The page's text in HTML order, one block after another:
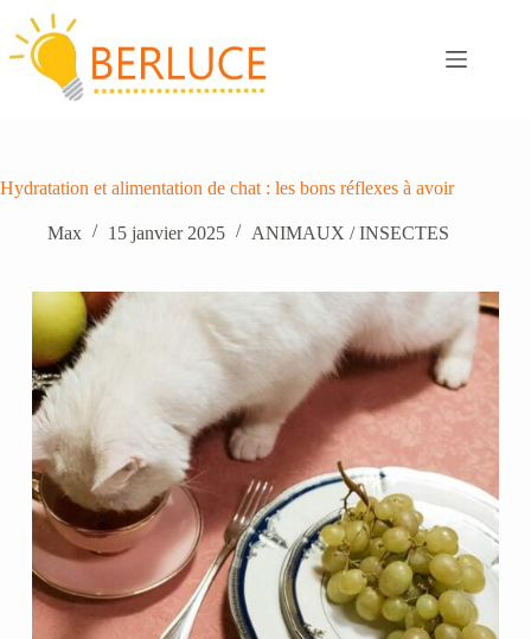
au
contenu
Hydratation et alimentation de chat : les bons réflexes à avoir
Max 15 janvier 2025 ANIMAUX / INSECTES